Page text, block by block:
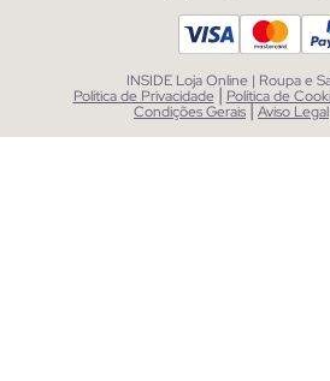
INSIDE Loja Online | Roupa e
Política de Privacidade | Política de
Condições Gerais|Aviso Legal